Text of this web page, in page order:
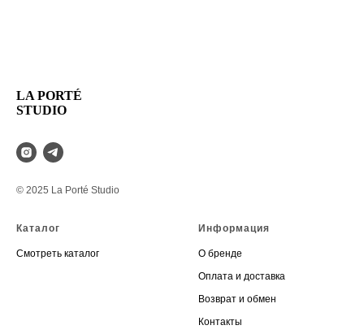
LA PORTÉ
STUDIO
© 2025 La Porté Studio
Каталог
Смотреть каталог
Информация
О бренде
Оплата и доставка
Возврат и обмен
Контакты